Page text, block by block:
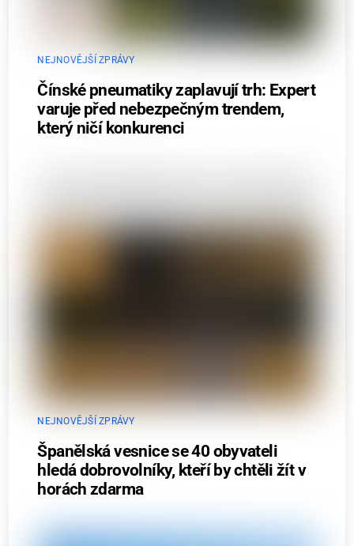
NEJNOVĚJŠÍ ZPRÁVY
Čínské pneumatiky zaplavují trh: Expert
varuje před nebezpečným trendem,
který ničí konkurenci
NEJNOVĚJŠÍ ZPRÁVY
Španělská vesnice se 40 obyvateli
hledá dobrovolníky, kteří by chtěli žít v
horách zdarma